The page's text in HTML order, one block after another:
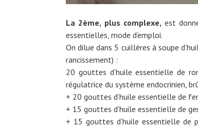
La 2ème, plus complexe, est
essentielles, mode d’emploi.
On dilue dans 5 cuillères à soupe
rancissement) :
20 gouttes d’huile essentielle de
régulatrice du système endocrinien,
+ 20 gouttes d’huile essentielle de
+ 15 gouttes d’huile essentielle de
+ 15 gouttes d’huile essentielle de